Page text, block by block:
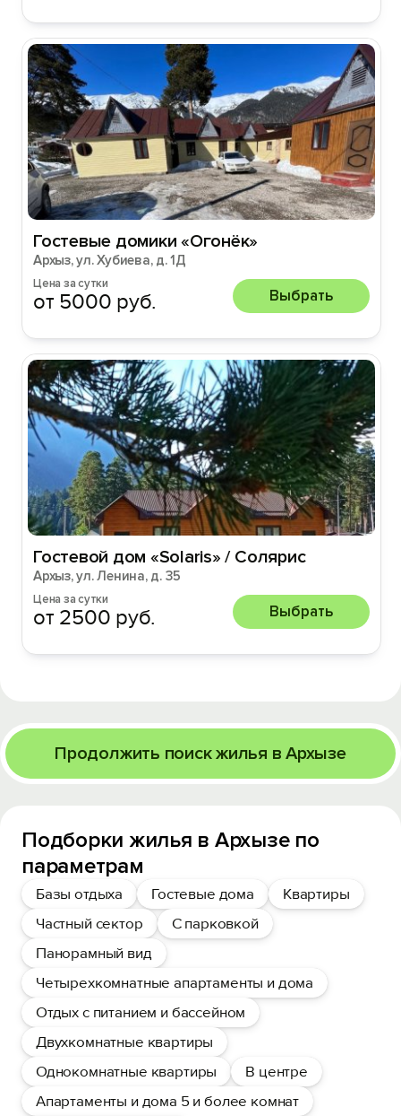
Гостевые домики «Огонёк»
Архыз, ул. Хубиева, д. 1Д
Цена за сутки
от 5000 руб. Выбрать
Гостевой дом «Solaris» / Солярис
Архыз, ул. Ленина, д. 35
Цена за сутки
от 2500 руб. Выбрать
Продолжить поиск жилья в Архызе
Подборки жилья в Архызе по
параметрам
Базы отдыха Гостевые дома
Квартиры
Частный сектор
С парковкой
Панорамный вид
Четырехкомнатные апартаменты и дома
Отдых с питанием и бассейном
Двухкомнатные квартиры
Однокомнатные квартиры
В центре
Апартаменты и дома 5 и более комнат